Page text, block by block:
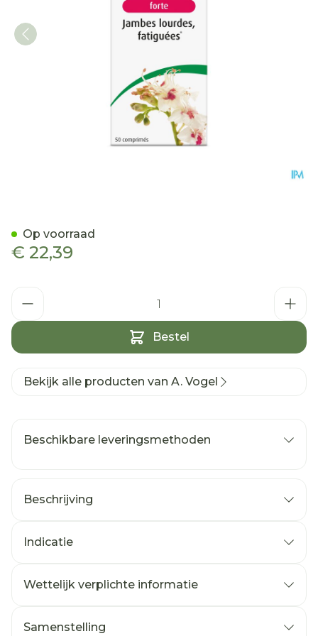
€ 22,39
Bestel
Op voorraad
Bekijk alle producten van A. Vogel
Beschikbare leveringsmethoden
Beschrijving
Indicatie
Wettelijk verplichte informatie
Samenstelling